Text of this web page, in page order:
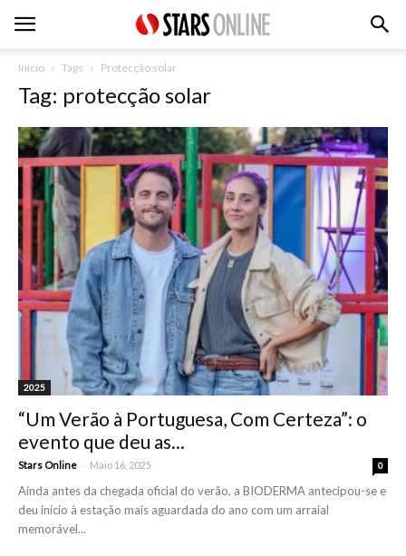
Inicio Tags Protecção solar
Tag: protecção solar
2025
“Um Verão à Portuguesa, Com Certeza”: o
evento que deu as...
Stars Online - Maio 16, 2025 0
Ainda antes da chegada oficial do verão, a BIODERMA antecipou-se e
deu início à estação mais aguardada do ano com um arraial
memorável...